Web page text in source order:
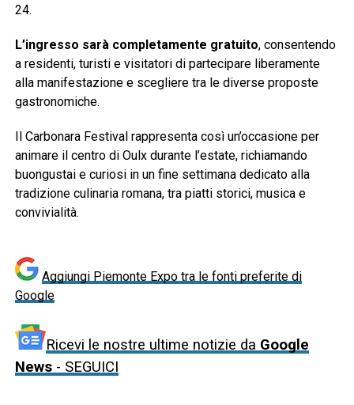
24.
L’ingresso sarà completamente gratuito, consentendo
a residenti, turisti e visitatori di partecipare liberamente
alla manifestazione e scegliere tra le diverse proposte
gastronomiche.
Il Carbonara Festival rappresenta così un’occasione per
animare il centro di Oulx durante l’estate, richiamando
buongustai e curiosi in un fine settimana dedicato alla
tradizione culinaria romana, tra piatti storici, musica e
convivialità.
Aggiungi Piemonte Expo tra le fonti preferite di
Google
Ricevi le nostre ultime notizie da Google
News- SEGUICI